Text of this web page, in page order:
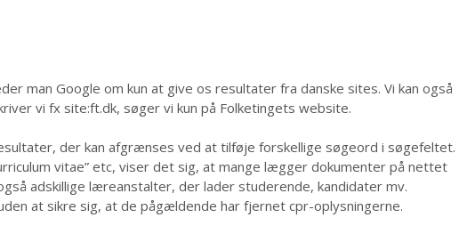
man Google om kun at give os resultater fra danske sites. Vi kan også
vi fx site:ft.dk, søger vi kun på Folketingets website.
der kan afgrænses ved at tilføje forskellige søgeord i søgefeltet.
vitae” etc, viser det sig, at mange lægger dokumenter på nettet
adskillige læreanstalter, der lader studerende, kandidater mv.
at sikre sig, at de pågældende har fjernet cpr-oplysningerne.